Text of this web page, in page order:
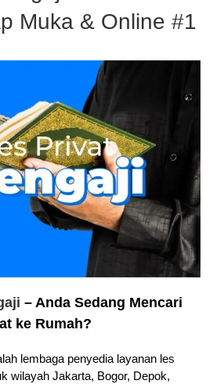
Muka & Online #1
– Anda Sedang Mencari
ke Rumah?
lembaga penyedia layanan les
wilayah Jakarta, Bogor, Depok,